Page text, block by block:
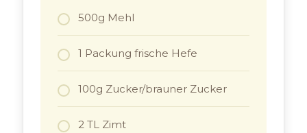
500g Mehl
1 Packung frische Hefe
100g Zucker/brauner Zucker
2 TL Zimt